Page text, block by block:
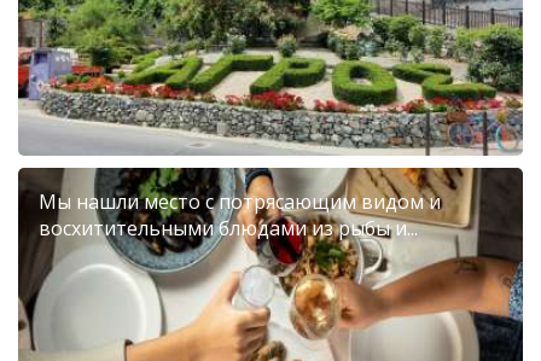
Мы нашли место с потрясающим видом и
восхитительными блюдами из рыбы и...